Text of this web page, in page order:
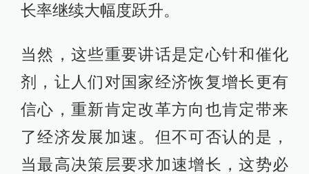
长率继续大幅度跃升。
当然，这些重要讲话是定心针和催化
剂，让人们对国家经济恢复增长更有
信心，重新肯定改革方向也肯定带来
了经济发展加速。但不可否认的是，
当最高决策层要求加速增长，这势必